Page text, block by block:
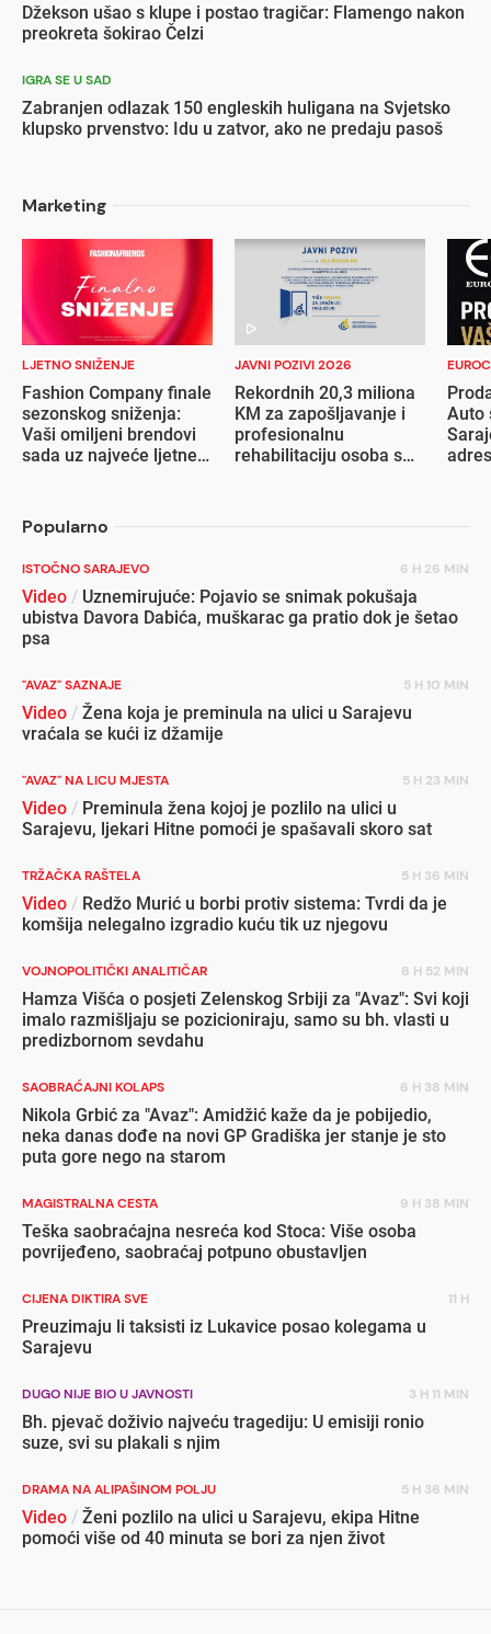
Džekson ušao s klupe i postao tragičar: Flamengo nakon
preokreta šokirao Čelzi
IGRA SE U SAD
Zabranjen odlazak 150 engleskih huligana na Svjetsko
klupsko prvenstvo: Idu u zatvor, ako ne predaju pasoš
Marketing
LJETNO SNIŽENJE
Fashion Company finale
sezonskog sniženja:
Vaši omiljeni brendovi
sada uz najveće ljetne
JAVNI POZIVI 2026
Rekordnih 20,3 miliona
KM za zapošljavanje i
profesionalnu
rehabilitaciju osoba s
Auto
Popularno
ISTOČNO SARAJEVO 6 H 26 MIN
Video / Uznemirujuće: Pojavio se snimak pokušaja
ubistva Davora Dabića, muškarac ga pratio dok je šetao
psa
"AVAZ" SAZNAJE 5 H 10 MIN
Video / Žena koja je preminula na ulici u Sarajevu
vraćala se kući iz džamije
"AVAZ" NA LICU MJESTA 5 H 23 MIN
Video / Preminula žena kojoj je pozlilo na ulici u
Sarajevu, ljekari Hitne pomoći je spašavali skoro sat
TRŽAČKA RAŠTELA 5 H 36 MIN
Video / Redžo Murić u borbi protiv sistema: Tvrdi da je
komšija nelegalno izgradio kuću tik uz njegovu
VOJNOPOLITIČKI ANALITIČAR 8 H 52 MIN
Hamza Višća o posjeti Zelenskog Srbiji za "Avaz": Svi koji
imalo razmišljaju se pozicioniraju, samo su bh. vlasti u
predizbornom sevdahu
SAOBRAĆAJNI KOLAPS 6 H 38 MIN
Nikola Grbić za "Avaz": Amidžić kaže da je pobijedio,
neka danas dođe na novi GP Gradiška jer stanje je sto
puta gore nego na starom
MAGISTRALNA CESTA 9 H 38 MIN
Teška saobraćajna nesreća kod Stoca: Više osoba
povrijeđeno, saobraćaj potpuno obustavljen
CIJENA DIKTIRA SVE 11 H
Preuzimaju li taksisti iz Lukavice posao kolegama u
Sarajevu
DUGO NIJE BIO U JAVNOSTI 3 H 11 MIN
Bh. pjevač doživio najveću tragediju: U emisiji ronio
suze, svi su plakali s njim
DRAMA NA ALIPAŠINOM POLJU 5 H 36 MIN
Video / Ženi pozlilo na ulici u Sarajevu, ekipa Hitne
pomoći više od 40 minuta se bori za njen život